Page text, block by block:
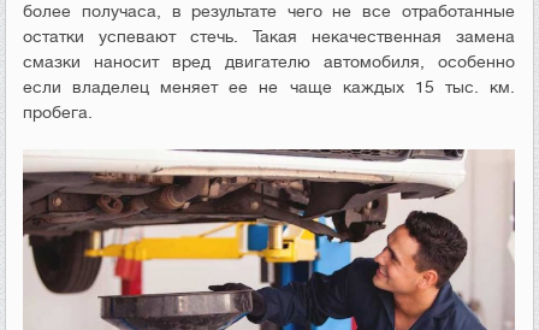
более получаса, в результате чего не все отработанные
остатки успевают стечь. Такая некачественная замена
смазки наносит вред двигателю автомобиля, особенно
если владелец меняет ее не чаще каждых 15 тыс. км.
пробега.